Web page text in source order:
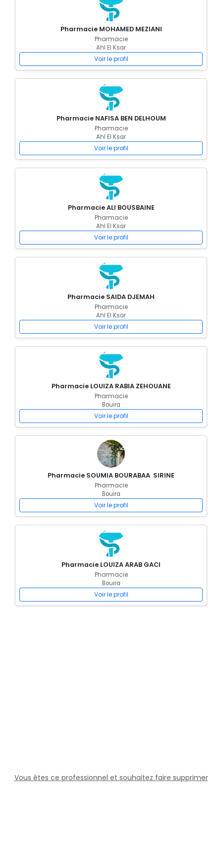
Pharmacie MOHAMED MEZIANI
Pharmacie
Ahl El Ksar
Voir le profil
Pharmacie NAFISA BEN DELHOUM
Pharmacie
Ahl El Ksar
Voir le profil
Pharmacie ALI BOUSBAINE
Pharmacie
Ahl El Ksar
Voir le profil
Pharmacie SAIDA DJEMAH
Pharmacie
Ahl El Ksar
Voir le profil
Pharmacie LOUIZA RABIA ZEHOUANE
Pharmacie
Bouira
Voir le profil
Pharmacie SOUMIA BOURABAA SIRINE
Pharmacie
Bouira
Voir le profil
Pharmacie LOUIZA ARAB GACI
Pharmacie
Bouira
Voir le profil
Vous êtes ce professionnel et souhaitez faire supprimer